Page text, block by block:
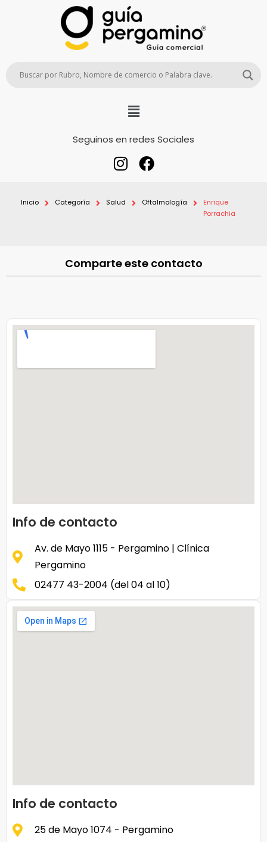
Seguinos en redes Sociales
Inicio Categoría Salud Oftalmología
Enrique
Porrachia
Comparte este contacto
Info de contacto
Av. de Mayo 1115 - Pergamino | Clínica
Pergamino
02477 43-2004 (del 04 al 10)
Info de contacto
25 de Mayo 1074 - Pergamino